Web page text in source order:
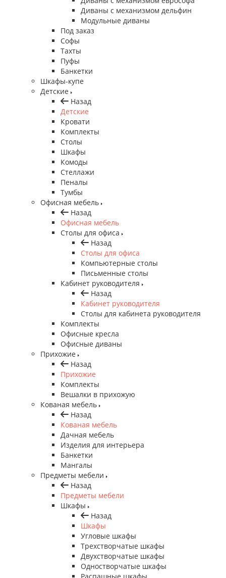
Диваны с механизмом дельфин
Модульные диваны
Под заказ
Софы
Тахты
Пуфы
Банкетки
Шкафы-купе
Детские
Назад
Детские
Кровати
Комплекты
Столы
Шкафы
Комоды
Стеллажи
Пеналы
Тумбы
Офисная мебель
Назад
Офисная мебель
Столы для офиса
Назад
Столы для офиса
Компьютерные столы
Письменные столы
Кабинет руководителя
Назад
Кабинет руководителя
Столы для кабинета руководителя
Комплекты
Офисные кресла
Офисные диваны
Прихожие
Назад
Прихожие
Комплекты
Вешалки в прихожую
Кованая мебель
Назад
Кованая мебель
Дачная мебель
Изделия для интерьера
Банкетки
Мангалы
Предметы мебели
Назад
Предметы мебели
Шкафы
Назад
Шкафы
Угловые шкафы
Трехстворчатые шкафы
Двухстворчатые шкафы
Одностворчатые шкафы